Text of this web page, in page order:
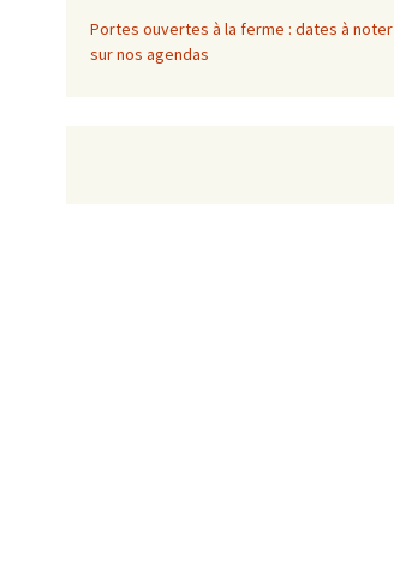
Portes ouvertes à la ferme : dates à noter
sur nos agendas